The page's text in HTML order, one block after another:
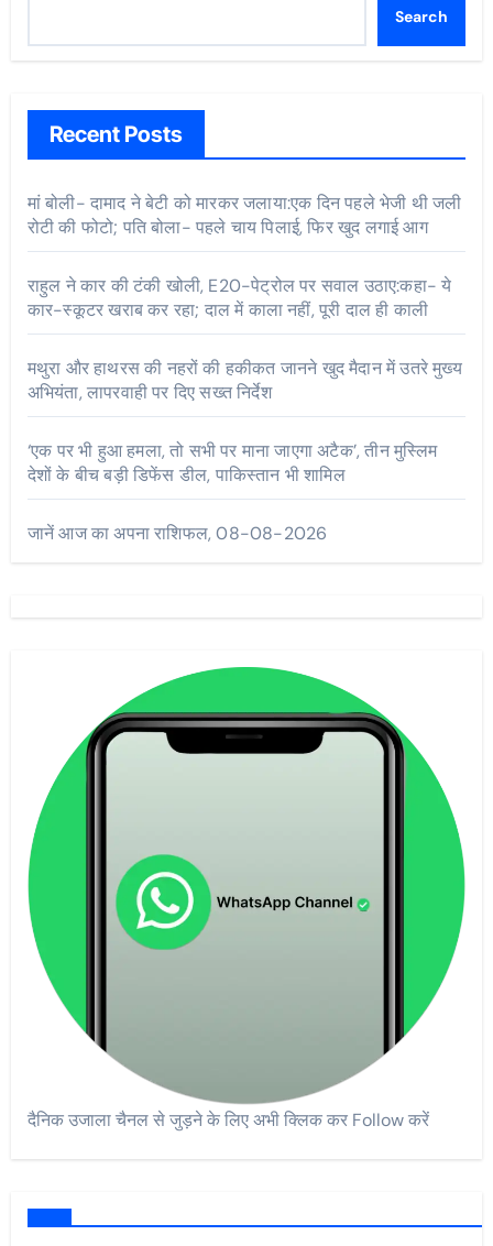
Search
Recent Posts
मां बोली- दामाद ने बेटी को मारकर जलाया:एक दिन पहले भेजी थी जली
रोटी की फोटो; पति बोला- पहले चाय पिलाई, फिर खुद लगाई आग
राहुल ने कार की टंकी खोली, E20-पेट्रोल पर सवाल उठाए:कहा- ये
कार-स्कूटर खराब कर रहा; दाल में काला नहीं, पूरी दाल ही काली
मथुरा और हाथरस की नहरों की हकीकत जानने खुद मैदान में उतरे मुख्य
अभियंता, लापरवाही पर दिए सख्त निर्देश
‘एक पर भी हुआ हमला, तो सभी पर माना जाएगा अटैक’, तीन मुस्लिम
देशों के बीच बड़ी डिफेंस डील, पाकिस्तान भी शामिल
जानें आज का अपना राशिफल, 08-08-2026
दैनिक उजाला चैनल से जुड़ने के लिए अभी क्लिक कर Follow करें